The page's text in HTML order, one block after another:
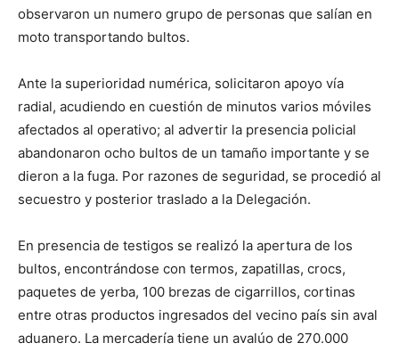
observaron un numero grupo de personas que salían en
moto transportando bultos.
Ante la superioridad numérica, solicitaron apoyo vía
radial, acudiendo en cuestión de minutos varios móviles
afectados al operativo; al advertir la presencia policial
abandonaron ocho bultos de un tamaño importante y se
dieron a la fuga. Por razones de seguridad, se procedió al
secuestro y posterior traslado a la Delegación.
En presencia de testigos se realizó la apertura de los
bultos, encontrándose con termos, zapatillas, crocs,
paquetes de yerba, 100 brezas de cigarrillos, cortinas
entre otras productos ingresados del vecino país sin aval
aduanero. La mercadería tiene un avalúo de 270.000